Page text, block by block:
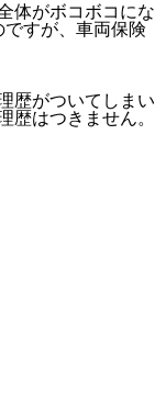
体がボコボコにな
ですが、車両保険
歴がついてしまい
歴はつきません。